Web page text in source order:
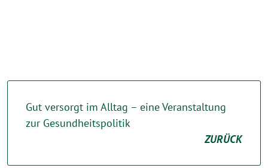
Gut versorgt im Alltag – eine Veranstaltung
zur Gesundheitspolitik
ZURÜCK